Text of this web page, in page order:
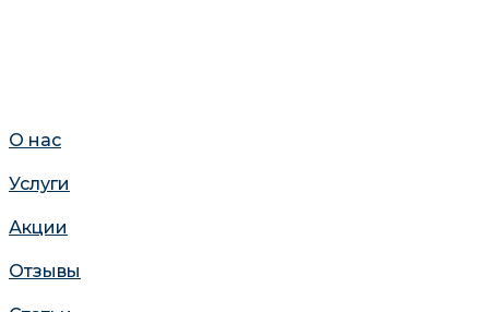
О нас
Услуги
Акции
Отзывы